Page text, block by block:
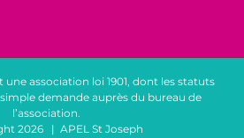
une association loi 1901, dont les statuts
demande auprès du bureau de
l’association.
2026 | APEL St Joseph